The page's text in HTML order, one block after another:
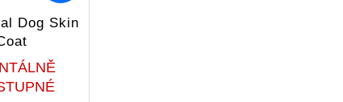
Dog Skin
Průměrné
hodnocení
produktu